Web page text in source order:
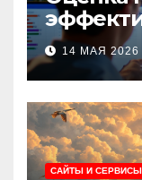
при
касания
14 МАЯ 2026
САЙТЫ И СЕРВИСЫ